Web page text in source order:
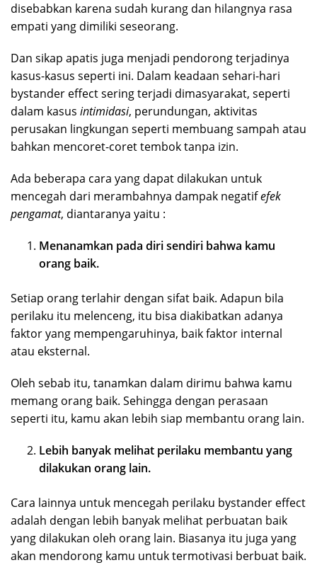
disebabkan karena sudah kurang dan hilangnya rasa
empati yang dimiliki seseorang.
Dan sikap apatis juga menjadi pendorong terjadinya
kasus-kasus seperti ini. Dalam keadaan sehari-hari
bystander effect sering terjadi dimasyarakat, seperti
dalam kasus intimidasi, perundungan, aktivitas
perusakan lingkungan seperti membuang sampah atau
bahkan mencoret-coret tembok tanpa izin.
Ada beberapa cara yang dapat dilakukan untuk
mencegah dari merambahnya dampak negatifefek
pengamat, diantaranya yaitu :
Menanamkan pada diri sendiri bahwa kamu
orang baik.
Setiap orang terlahir dengan sifat baik. Adapun bila
perilaku itu melenceng, itu bisa diakibatkan adanya
faktor yang mempengaruhinya, baik faktor internal
atau eksternal.
Oleh sebab itu, tanamkan dalam dirimu bahwa kamu
memang orang baik. Sehingga dengan perasaan
seperti itu, kamu akan lebih siap membantu orang lain.
Lebih banyak melihat perilaku membantu yang
dilakukan orang lain.
Cara lainnya untuk mencegah perilaku bystander effect
adalah dengan lebih banyak melihat perbuatan baik
yang dilakukan oleh orang lain. Biasanya itu juga yang
akan mendorong kamu untuk termotivasi berbuat baik.